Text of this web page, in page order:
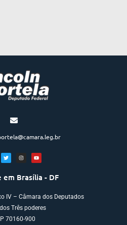
em Brasília - DF
IV – Câmara dos Deputados
Três poderes
70160-900